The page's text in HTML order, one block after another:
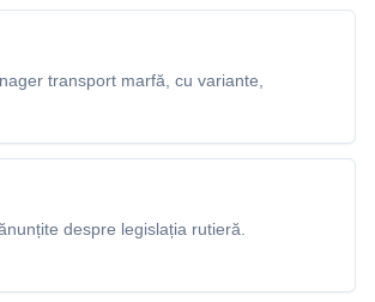
transport marfă, cu variante,
despre legislația rutieră.